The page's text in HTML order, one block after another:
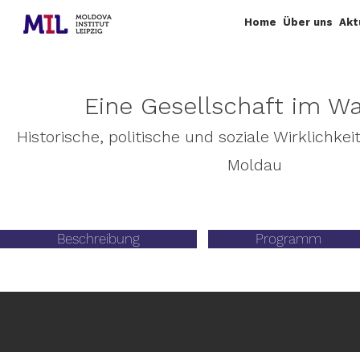
Home Über uns
Eine Gesellschaft im
Historische, politische und soziale
Moldau
Beschreibung Programm